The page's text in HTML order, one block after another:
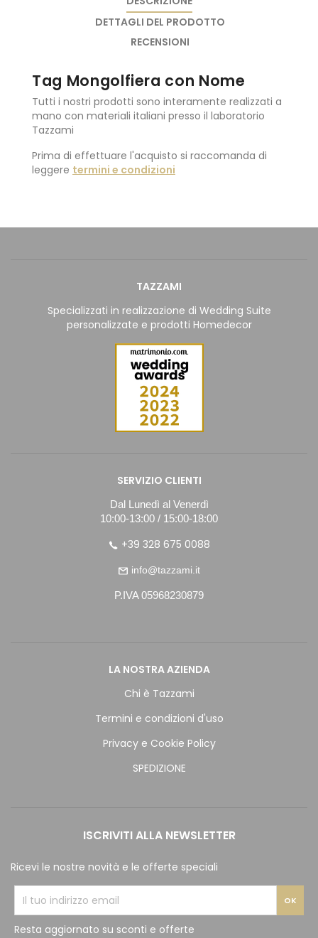
DETTAGLI DEL PRODOTTO
RECENSIONI
Tag Mongolfiera con Nome
Tutti i nostri prodotti sono interamente realizzati a
mano con materiali italiani presso il laboratorio
Tazzami
Prima di effettuare l'acquisto si raccomanda di
leggere termini e condizioni
TAZZAMI
Specializzati in realizzazione di Wedding Suite
personalizzate e prodotti Homedecor
SERVIZIO CLIENTI
Dal Lunedì al Venerdì
10:00-13:00 / 15:00-18:00
+39 328 675 0088
info@tazzami.it
P.IVA 05968230879
LA NOSTRA AZIENDA
Chi è Tazzami
Termini e condizioni d'uso
Privacy e Cookie Policy
SPEDIZIONE
ISCRIVITI ALLA NEWSLETTER
Ricevi le nostre novità e le offerte speciali
Resta aggiornato su sconti e offerte